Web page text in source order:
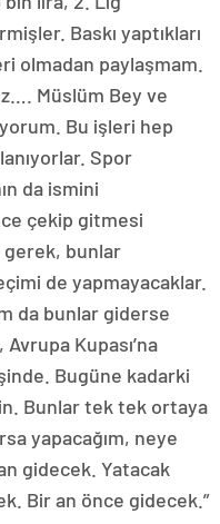
Baskı yaptıkları
olmadan paylaşmam.
Müslüm Bey ve
Bu işleri hep
Spor
da ismini
çekip gitmesi
gerek, bunlar
de yapmayacaklar.
da bunlar giderse
Kupası’na
Bugüne kadarki
Bunlar tek tek ortaya
yapacağım, neye
gidecek. Yatacak
Bir an önce gidecek.”